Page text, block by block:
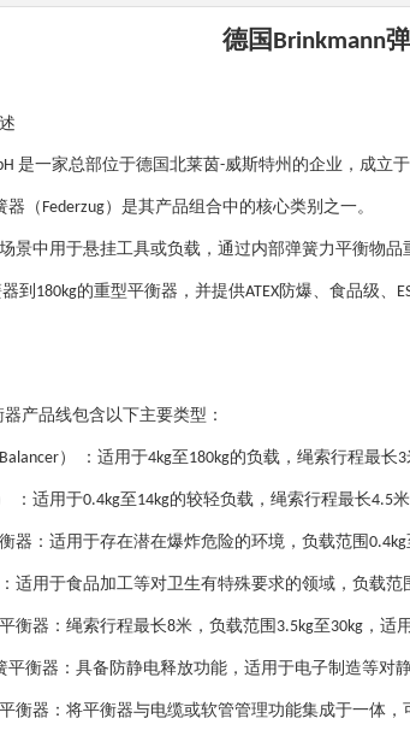
德国 Brinkmann
是一家总部位于德国北莱茵-威斯特州的企业，成立于
器（ Federzug）是其产品组合中的核心类别之一。
景中用于悬挂工具或负载，通过内部弹簧力平衡物
到 180kg的重型平衡器，并提供ATEX防爆、食品级、
产品线包含以下主要类型：
Balancer） ：适用于4kg至 180kg的负载，绳索行程最长3
：适用于0.4kg至 14kg的较轻负载，绳索行程最长4.5
器：适用于存在潜在爆炸危险的环境，负载范围 0.4kg
适用于食品加工等对卫生有特殊要求的领域，负载范
衡器：绳索行程最长8米，负载范围 3.5kg至 30kg ，适
平衡器：具备防静电释放功能，适用于电子制造等对
衡器：将平衡器与电缆或软管管理功能集成于一体，